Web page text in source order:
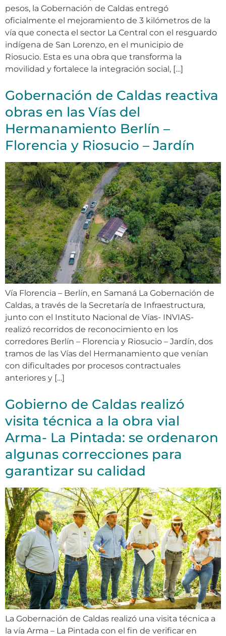
pesos, la Gobernación de Caldas entregó
oficialmente el mejoramiento de 3 kilómetros de la
vía que conecta el sector La Central con el resguardo
indígena de San Lorenzo, en el municipio de
Riosucio. Esta es una obra que transforma la
movilidad y fortalece la integración social, […]
Gobernación de Caldas reactiva
obras en las Vías del
Hermanamiento Berlín –
Florencia y Riosucio – Jardín
Vía Florencia – Berlín, en Samaná La Gobernación de
Caldas, a través de la Secretaría de Infraestructura,
junto con el Instituto Nacional de Vías- INVIAS-
realizó recorridos de reconocimiento en los
corredores Berlín – Florencia y Riosucio – Jardín, dos
tramos de las Vías del Hermanamiento que venían
con dificultades por procesos contractuales
anteriores y […]
Gobierno de Caldas realizó
visita técnica a la obra vial
Arma- La Pintada: se ordenaron
algunas correcciones para
garantizar su calidad
La Gobernación de Caldas realizó una visita técnica a
la vía Arma – La Pintada con el fin de verificar en